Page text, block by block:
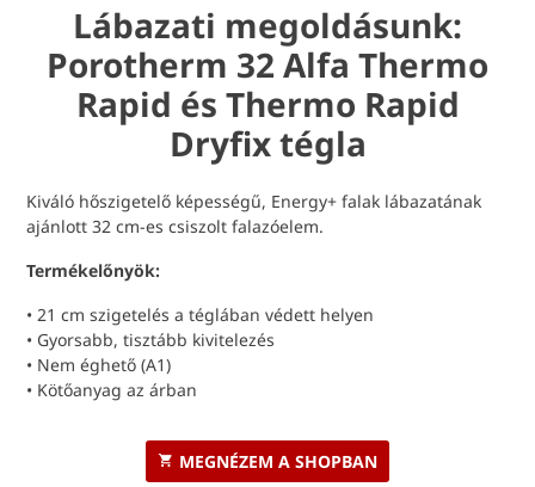
Lábazati megoldásunk:
Porotherm 32 Alfa Thermo
Rapid és Thermo Rapid
Dryfix tégla
Kiváló hőszigetelő képességű, Energy+ falak lábazatának
ajánlott 32 cm-es csiszolt falazóelem.
Termékelőnyök:
• 21 cm szigetelés a téglában védett helyen
• Gyorsabb, tisztább kivitelezés
• Nem éghető (A1)
• Kötőanyag az árban
MEGNÉZEM A SHOPBAN